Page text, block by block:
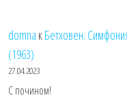
domna кБетховен.
(1963)
27.04.2023
С почином!